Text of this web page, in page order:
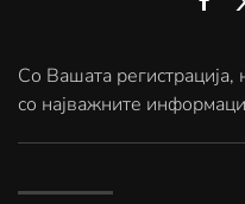
Со Вашата
со најважните